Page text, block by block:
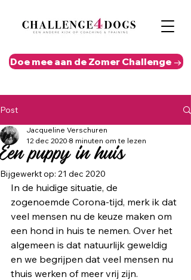
Doe mee aan de Zomer Challenge →
Post
Een puppy in huis
Jacqueline Verschuren
12 dec 2020 8 minuten om te lezen
Bijgewerkt op: 21 dec 2020
In de huidige situatie, de
zogenoemde Corona-tijd, merk ik dat
veel mensen nu de keuze maken om
een hond in huis te nemen. Over het
algemeen is dat natuurlijk geweldig
en we begrijpen dat veel mensen nu
thuis werken of meer vrij zijn.